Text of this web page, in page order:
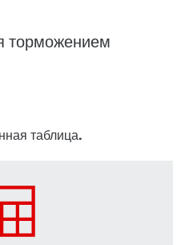
торможением
таблица.